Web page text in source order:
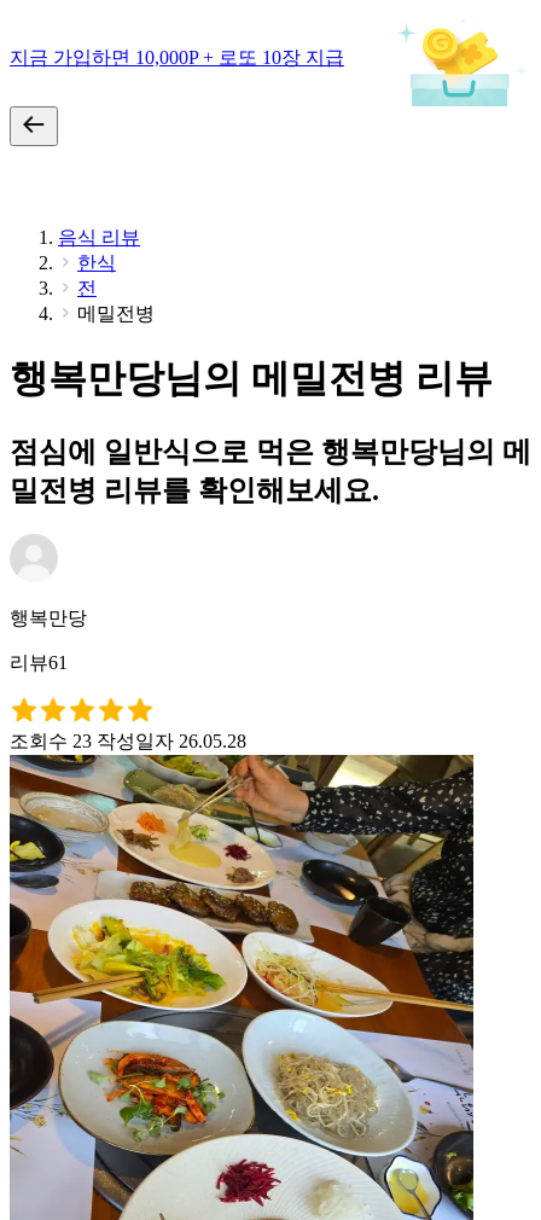
지금 가입하면 10,000P + 로또 10장 지급
음식 리뷰
한식
전
메밀전병
행복만당님의 메밀전병 리뷰
점심에 일반식으로 먹은 행복만당님의 메
밀전병 리뷰를 확인해보세요.
행복만당
리뷰61
조회수 23 작성일자 26.05.28